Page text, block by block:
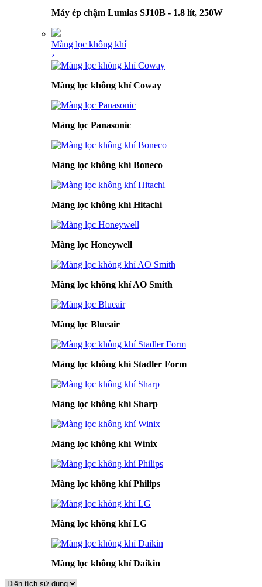
Máy ép chậm Lumias SJ10B - 1.8 lít, 250W
Màng lọc không khí
›
Màng lọc không khí Coway
Màng lọc Panasonic
Màng lọc không khí Boneco
Màng lọc không khí Hitachi
Màng lọc Honeywell
Màng lọc không khí AO Smith
Màng lọc Blueair
Màng lọc không khí Stadler Form
Màng lọc không khí Sharp
Màng lọc không khí Winix
Màng lọc không khí Philips
Màng lọc không khí LG
Màng lọc không khí Daikin